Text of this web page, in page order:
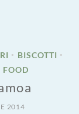
• BISCOTTI •
FOOD
2014